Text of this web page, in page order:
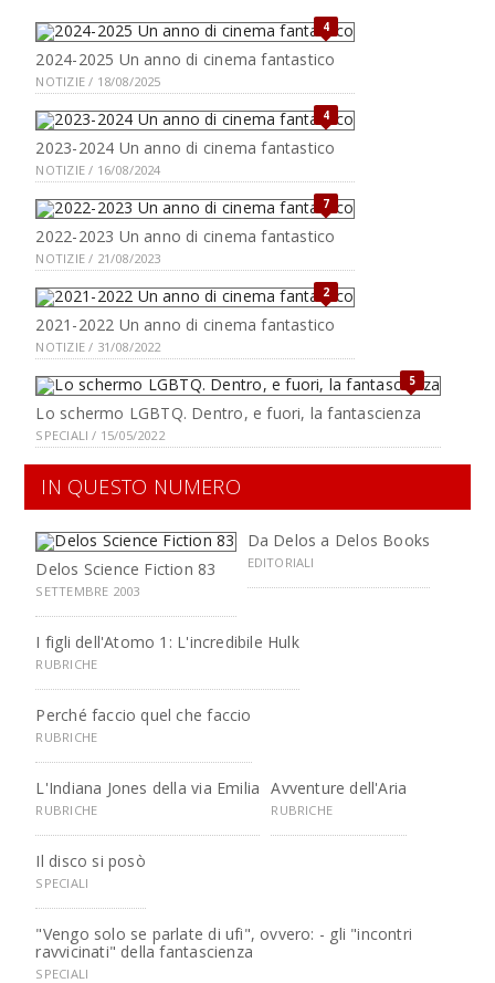
4
2024-2025 Un anno di cinema fantastico
NOTIZIE / 18/08/2025
4
2023-2024 Un anno di cinema fantastico
NOTIZIE / 16/08/2024
7
2022-2023 Un anno di cinema fantastico
NOTIZIE / 21/08/2023
2
2021-2022 Un anno di cinema fantastico
NOTIZIE / 31/08/2022
5
Lo schermo LGBTQ. Dentro, e fuori, la fantascienza
SPECIALI / 15/05/2022
IN QUESTO NUMERO
Delos Science Fiction 83
SETTEMBRE 2003
Da Delos a Delos Books
EDITORIALI
I figli dell'Atomo 1: L'incredibile Hulk
RUBRICHE
Perché faccio quel che faccio
RUBRICHE
L'Indiana Jones della via Emilia
RUBRICHE
Avventure dell'Aria
RUBRICHE
Il disco si posò
SPECIALI
"Vengo solo se parlate di ufi", ovvero: - gli "incontri
ravvicinati" della fantascienza
SPECIALI